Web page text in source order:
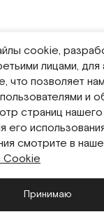
персональных
сессионных
рассылок
персональных
cookie,
лицами,
что позволяет
и
страниц нашего
его
смотрите в
Cookie
Принимаю